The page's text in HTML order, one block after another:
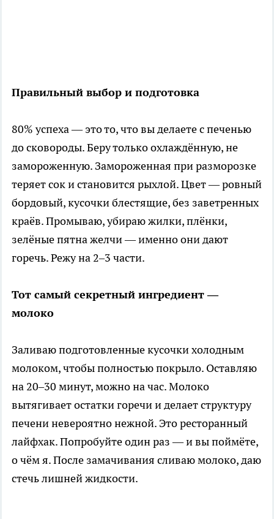
Правильный выбор и подготовка
80% успеха — это то, что вы делаете с печенью
до сковороды. Беру только охлаждённую, не
замороженную. Замороженная при разморозке
теряет сок и становится рыхлой. Цвет — ровный
бордовый, кусочки блестящие, без заветренных
краёв. Промываю, убираю жилки, плёнки,
зелёные пятна желчи — именно они дают
горечь. Режу на 2–3 части.
Тот самый секретный ингредиент —
молоко
Заливаю подготовленные кусочки холодным
молоком, чтобы полностью покрыло. Оставляю
на 20–30 минут, можно на час. Молоко
вытягивает остатки горечи и делает структуру
печени невероятно нежной. Это ресторанный
лайфхак. Попробуйте один раз — и вы поймёте,
о чём я. После замачивания сливаю молоко, даю
стечь лишней жидкости.